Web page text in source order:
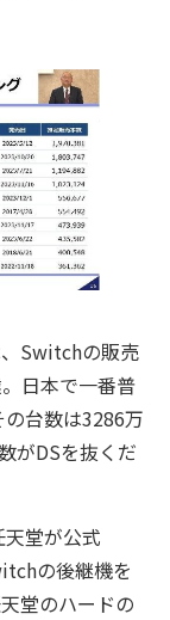
Switchの販売
日本で一番普
台数は3286万
がDSを抜くだ
堂が公式
の後継機を
堂のハードの